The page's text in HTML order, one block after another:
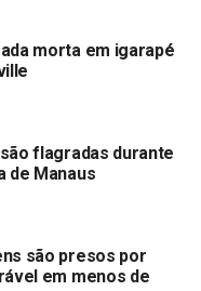
morta em igarapé
flagradas durante
de Manaus
são presos por
em menos de